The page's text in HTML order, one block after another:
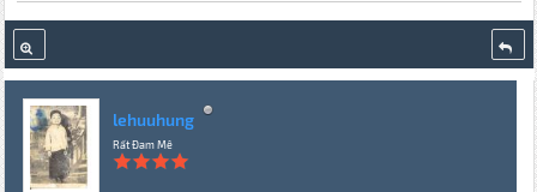
lehuuhung
Rất Đam Mê